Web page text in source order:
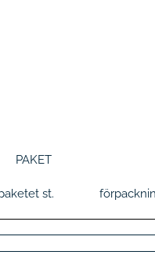
PAKET
st.